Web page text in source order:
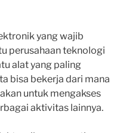
yang wajib
perusahaan teknologi
alat yang paling
bisa bekerja dari mana
untuk mengakses
aktivitas lainnya.